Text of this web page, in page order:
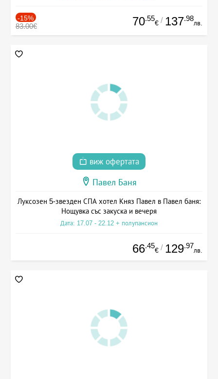
-15%
83.00€ 70.55
€ / 137.98
лв.
виж офертата
Павел Баня
Луксозен 5-звезден СПА хотел Княз Павел в Павел баня:
Нощувка със закуска и вечеря
Дата: 17.07 - 22.12 + полупансион
66.45
€ / 129.97
лв.